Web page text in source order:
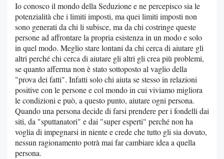
Io conosco il mondo della Seduzione e ne percepisco sia le
potenzialità che i limiti imposti, ma quei limiti imposti non
sono generati da chi li subisce, ma da chi costringe queste
persone ad affrontare la propria esistenza in un modo e solo
in quel modo. Meglio stare lontani da chi cerca di aiutare gli
altri perché chi cerca di aiutare gli altri gli crea più problemi,
se quanto afferma non è stato sottoposto al vaglio della
"prova dei fatti". Infatti solo chi aiuta se stesso in relazioni
positive con le persone e col mondo in cui viviamo migliora
le condizioni e può, a questo punto, aiutare ogni persona.
Quando una persona decide di farsi prendere per i fondelli dai
siti, da "sputtanatori" e dai "super esperti" perché non ha
voglia di impegnarsi in niente e crede che tutto gli sia dovuto,
nessun ragionamento potrà mai far cambiare idea a quella
persona.